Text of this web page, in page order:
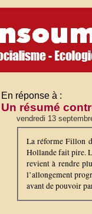
En réponse à :
Un résumé
vendredi 13
La réforme Fillon
Hollande fait pire.
revient à rendre
l’allongement
avant de pouvoir